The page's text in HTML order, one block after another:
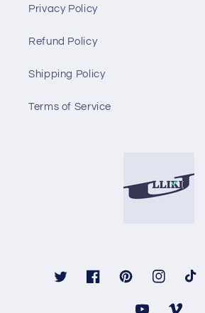
Privacy Policy
Refund Policy
Shipping Policy
Terms of Service
TwitterFacebookPinterestInstagram